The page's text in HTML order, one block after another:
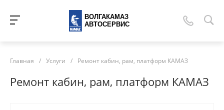
ВОЛГАКАМАЗ
АВТОСЕРВИС
Главная / Услуги / Ремонт кабин, рам, платформ КАМАЗ
Ремонт кабин, рам, платформ КАМАЗ